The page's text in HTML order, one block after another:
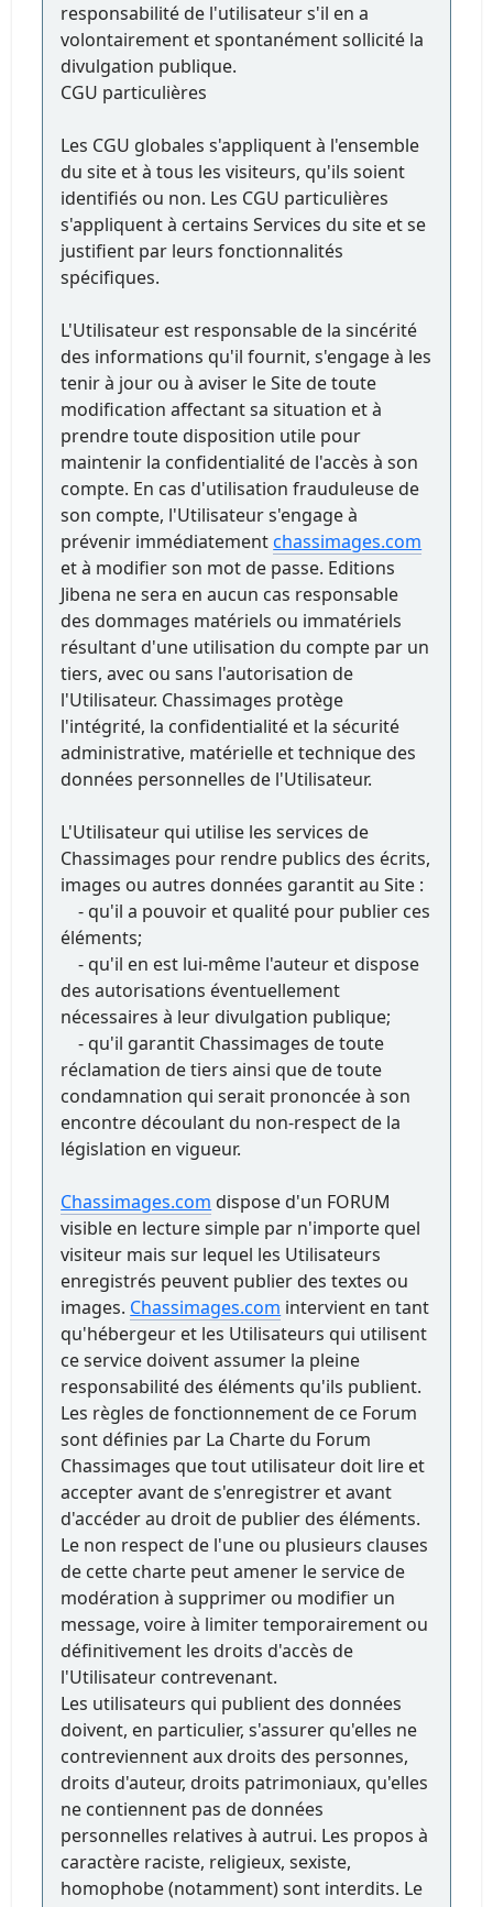
responsabilité de l'utilisateur s'il en a
volontairement et spontanément sollicité la
divulgation publique.
CGU particulières
Les CGU globales s'appliquent à l'ensemble
du site et à tous les visiteurs, qu'ils soient
identifiés ou non. Les CGU particulières
s'appliquent à certains Services du site et se
justifient par leurs fonctionnalités
spécifiques.
L'Utilisateur est responsable de la sincérité
des informations qu'il fournit, s'engage à les
tenir à jour ou à aviser le Site de toute
modification affectant sa situation et à
prendre toute disposition utile pour
maintenir la confidentialité de l'accès à son
compte. En cas d'utilisation frauduleuse de
son compte, l'Utilisateur s'engage à
prévenir immédiatementchassimages.com
et à modifier son mot de passe. Editions
Jibena ne sera en aucun cas responsable
des dommages matériels ou immatériels
résultant d'une utilisation du compte par un
tiers, avec ou sans l'autorisation de
l'Utilisateur. Chassimages protège
l'intégrité, la confidentialité et la sécurité
administrative, matérielle et technique des
données personnelles de l'Utilisateur.
L'Utilisateur qui utilise les services de
Chassimages pour rendre publics des écrits,
images ou autres données garantit au Site :
- qu'il a pouvoir et qualité pour publier ces
éléments;
- qu'il en est lui-même l'auteur et dispose
des autorisations éventuellement
nécessaires à leur divulgation publique;
- qu'il garantit Chassimages de toute
réclamation de tiers ainsi que de toute
condamnation qui serait prononcée à son
encontre découlant du non-respect de la
législation en vigueur.
Chassimages.com dispose d'un FORUM
visible en lecture simple par n'importe quel
visiteur mais sur lequel les Utilisateurs
enregistrés peuvent publier des textes ou
images. Chassimages.com intervient en tant
qu'hébergeur et les Utilisateurs qui utilisent
ce service doivent assumer la pleine
responsabilité des éléments qu'ils publient.
Les règles de fonctionnement de ce Forum
sont définies par La Charte du Forum
Chassimages que tout utilisateur doit lire et
accepter avant de s'enregistrer et avant
d'accéder au droit de publier des éléments.
Le non respect de l'une ou plusieurs clauses
de cette charte peut amener le service de
modération à supprimer ou modifier un
message, voire à limiter temporairement ou
définitivement les droits d'accès de
l'Utilisateur contrevenant.
Les utilisateurs qui publient des données
doivent, en particulier, s'assurer qu'elles ne
contreviennent aux droits des personnes,
droits d'auteur, droits patrimoniaux, qu'elles
ne contiennent pas de données
personnelles relatives à autrui. Les propos à
caractère raciste, religieux, sexiste,
homophobe (notamment) sont interdits. Le